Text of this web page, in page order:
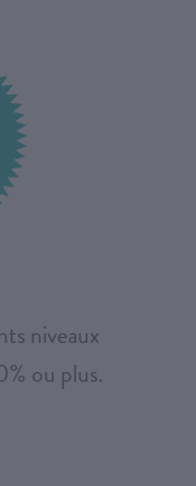
niveaux
ou plus.